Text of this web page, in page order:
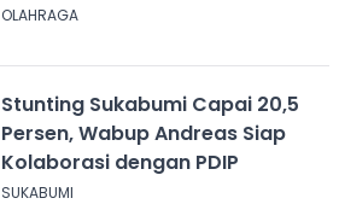
OLAHRAGA
Stunting Sukabumi Capai 20,5
Persen, Wabup Andreas Siap
Kolaborasi dengan PDIP
SUKABUMI